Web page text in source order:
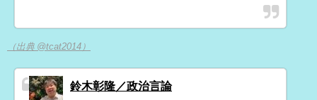
（出典 @tcat2014）
鈴木彰隆／政治言論